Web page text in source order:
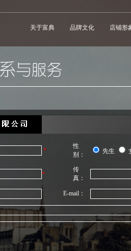
关于富典 品牌文化 店铺形
*
性
别：
先生
*
传
真：
E-mail：